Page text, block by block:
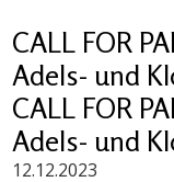
CALL FOR
Adels- und
CALL FOR
Adels- und
12.12.2023